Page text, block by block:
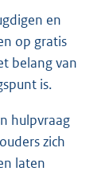
en
op gratis
belang van
is.
hulpvraag
zich
laten